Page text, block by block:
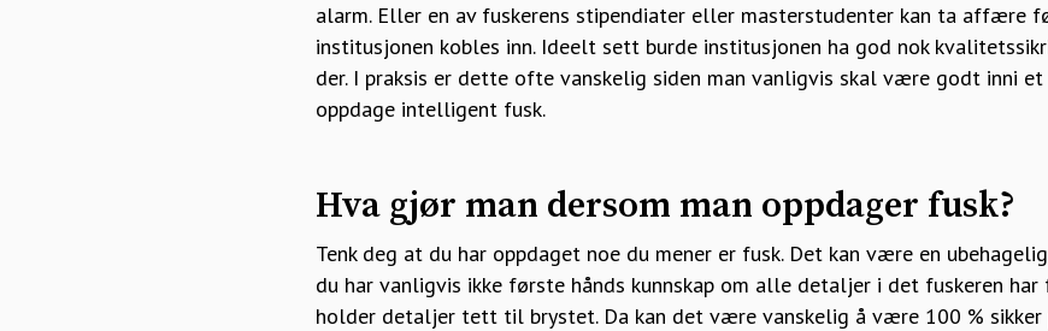
alarm. Eller en av fuskerens stipendiater eller masterstudenter kan ta affære
institusjonen kobles inn. Ideelt sett burde institusjonen ha god nok
der. I praksis er dette ofte vanskelig siden man vanligvis skal være godt inni
oppdage intelligent fusk.
Hva gjør man dersom man oppdager fusk?
Tenk deg at du har oppdaget noe du mener er fusk. Det kan være en
du har vanligvis ikke første hånds kunnskap om alle detaljer i det fuskeren
holder detaljer tett til brystet. Da kan det være vanskelig å være 100 % sikker